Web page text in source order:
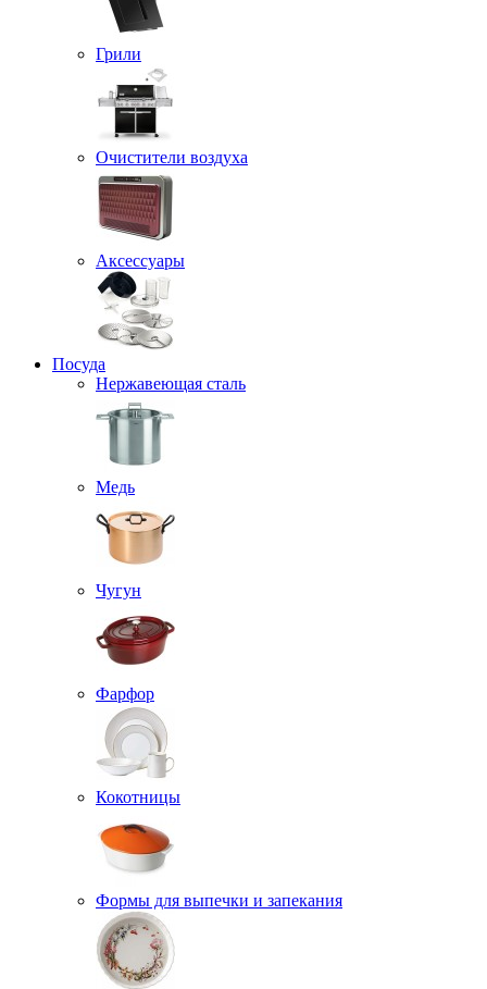
Грили
Очистители воздуха
Аксессуары
Посуда
Нержавеющая сталь
Медь
Чугун
Фарфор
Кокотницы
Формы для выпечки и запекания